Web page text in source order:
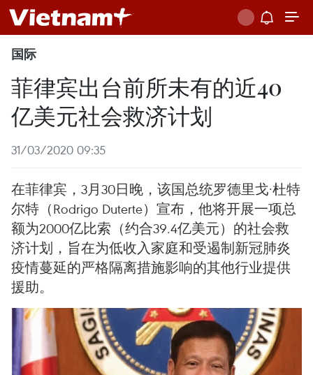
国际
菲律宾出台前所未有的近40
亿美元社会救济计划
31/03/2020 09:35
在菲律宾，3月30日晚，该国总统罗德里戈·杜特
尔特（Rodrigo Duterte）宣布，他将开展一项总
额为2000亿比索（约合39.4亿美元）的社会救
济计划，旨在为低收入家庭和受遏制新冠肺炎
疫情蔓延的严格隔离措施影响的其他行业提供
援助。